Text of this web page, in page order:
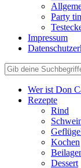
Party
Impressum
Wer ist Don
Rezepte
Rind
Kochen
Dessert